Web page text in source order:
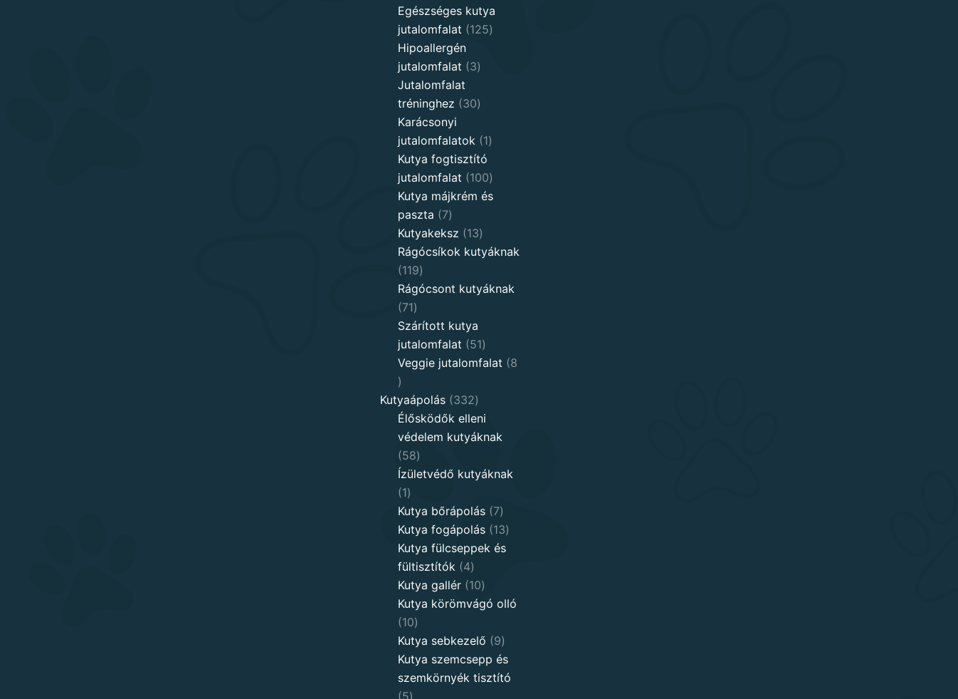
Egészséges kutya
jutalomfalat
125125
Hipoallergén
jutalomfalat
33
Jutalomfalat
tréninghez
3030
Karácsonyi
jutalomfalatok
11
Kutya fogtisztító
jutalomfalat
100100
products
Kutya májkrém és
paszta
77
products
Kutyakeksz 1313
products
Rágócsíkok kutyáknak
119119
products
Rágócsont kutyáknak
7171
products
Szárított kutya
jutalomfalat
5151
products
Veggie jutalomfalat
8
8
products
Kutyaápolás 332332
products
Élősködők elleni
védelem kutyáknak
5858
products
Ízületvédő kutyáknak
11
product
Kutya bőrápolás 77
products
Kutya fogápolás 1313
products
Kutya fülcseppek és
fültisztítók
44
products
Kutya gallér 1010
products
Kutya körömvágó olló
1010
products
Kutya sebkezelő 99
products
Kutya szemcsepp és
szemkörnyék tisztító
55